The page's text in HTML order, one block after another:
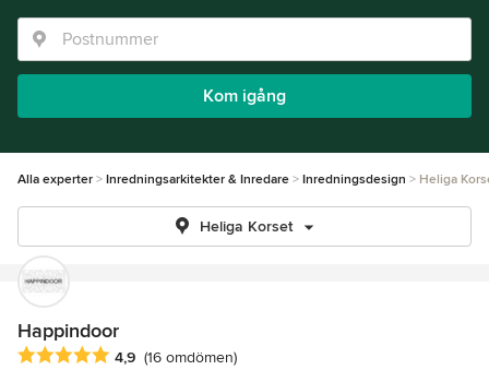
Kom igång
Alla experter Inredningsarkitekter & Inredare Inredningsdesign Heliga
Heliga Korset
Happindoor
Genomsnittligt omdöme: 4.9 av 5 stjärnor
4,9 (16 omdömen)